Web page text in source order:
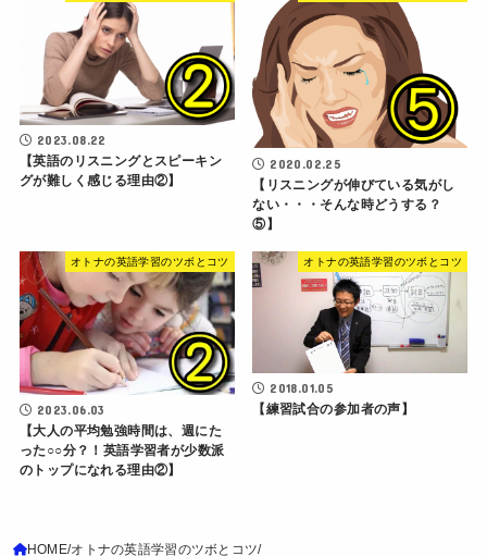
2023.08.22
【英語のリスニングとスピーキン
グが難しく感じる理由②】
2020.02.25
【リスニングが伸びている気がし
ない・・・そんな時どうする？
⑤】
オトナの英語学習のツボとコツ
2023.06.03
【大人の平均勉強時間は、週にた
った○○分？！英語学習者が少数派
のトップになれる理由②】
オトナの英語学習のツボとコツ
2018.01.05
【練習試合の参加者の声】
HOME オトナの英語学習のツボとコツ